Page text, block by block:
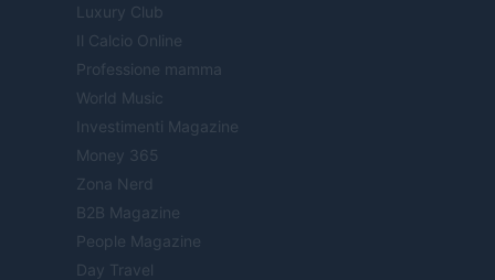
Luxury Club
Il Calcio Online
Professione mamma
World Music
Investimenti Magazine
Money 365
Zona Nerd
B2B Magazine
People Magazine
Day Travel